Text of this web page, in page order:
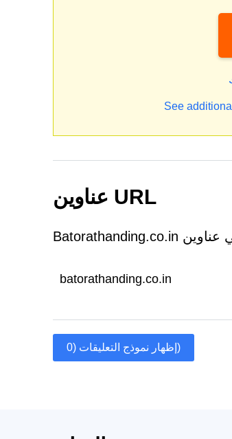
See
عناوين URL
batorathanding.co.in
إظهار نموذج التعليقات (0)